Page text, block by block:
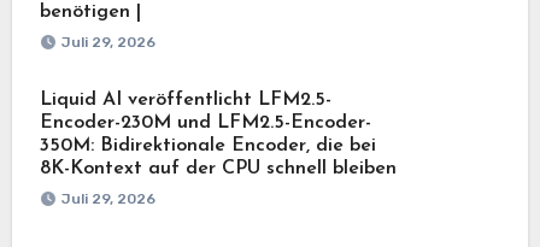
benötigen |
Juli 29, 2026
Liquid AI veröffentlicht LFM2.5-
Encoder-230M und LFM2.5-Encoder-
350M: Bidirektionale Encoder, die bei
8K-Kontext auf der CPU schnell bleiben
Juli 29, 2026